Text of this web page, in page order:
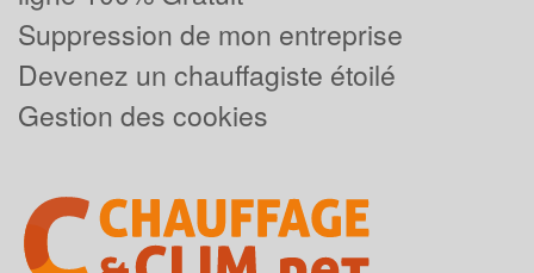
Suppression de mon entreprise
Devenez un chauffagiste étoilé
Gestion des cookies